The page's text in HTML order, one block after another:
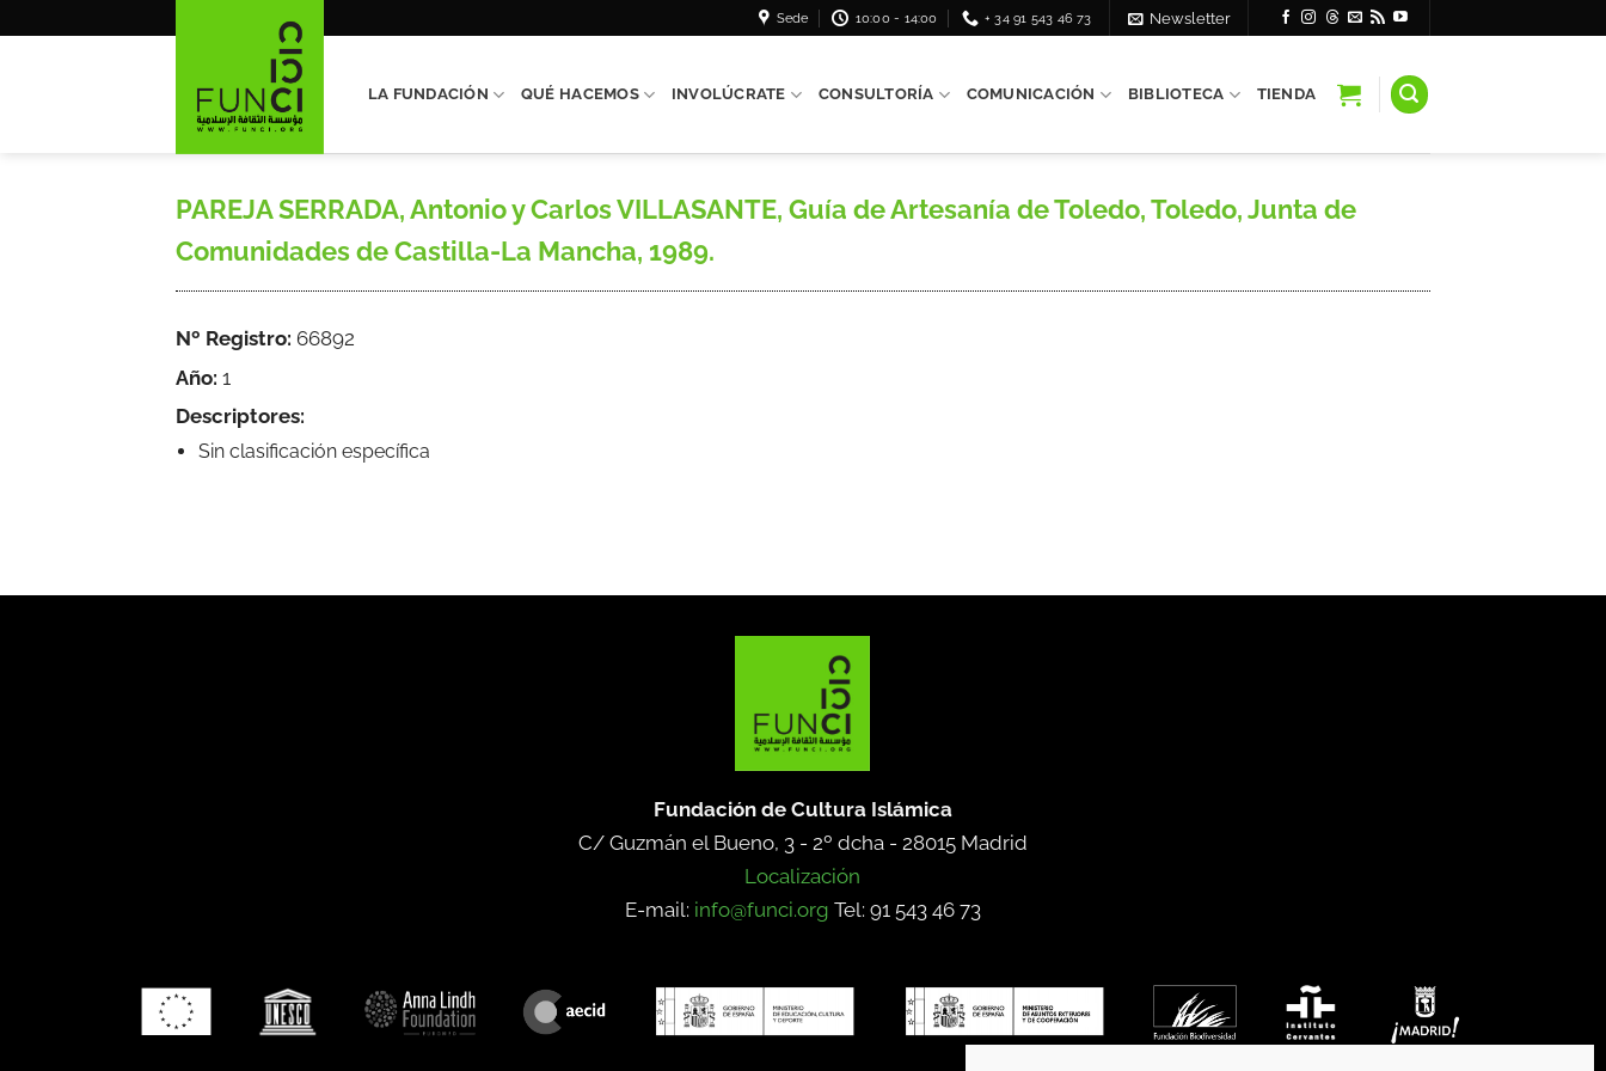
Sede 10:00 - 14:00 + 34 91 543 46 73 Newsletter
LA FUNDACIÓN QUÉ HACEMOS INVOLÚCRATE CONSULTORÍA COMUNICACIÓN BIBLIOTECA TIENDA
PAREJA SERRADA, Antonio y Carlos VILLASANTE, Guía de Artesanía de Toledo, Toledo, Junta de
Comunidades de Castilla-La Mancha, 1989.
Nº Registro: 66892
Año: 1
Descriptores:
Sin clasificación específica
Fundación de Cultura Islámica
C/ Guzmán el Bueno, 3 - 2º dcha - 28015 Madrid
Localización
E-mail: info@funci.org Tel: 91 543 46 73